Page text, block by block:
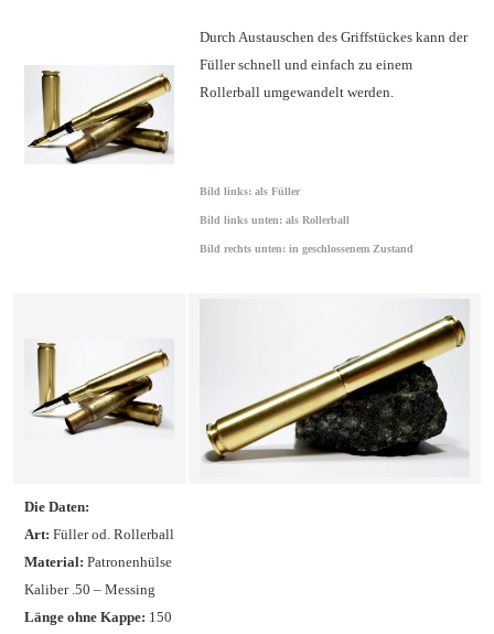
Durch Austauschen des Griffstückes kann der
Füller schnell und einfach zu einem
Rollerball umgewandelt werden.
Bild links: als Füller
Bild links unten: als Rollerball
Bild rechts unten: in geschlossenem Zustand
Die Daten:
Art: Füller od. Rollerball
Material: Patronenhülse
Kaliber .50 – Messing
Länge ohne Kappe: 150